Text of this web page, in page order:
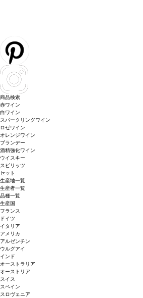
商品検索
赤ワイン
白ワイン
スパークリングワイン
ロゼワイン
オレンジワイン
ブランデー
酒精強化ワイン
ウイスキー
スピリッツ
セット
生産地一覧
生産者一覧
品種一覧
生産国
フランス
ドイツ
イタリア
アメリカ
アルゼンチン
ウルグアイ
インド
オーストラリア
オーストリア
スイス
スペイン
スロヴェニア